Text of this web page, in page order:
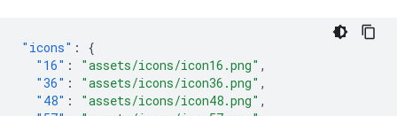
"icons" :
{
"16" : "assets/icons/icon16.png" ,
"36" : "assets/icons/icon36.png" ,
"48" : "assets/icons/icon48.png" ,